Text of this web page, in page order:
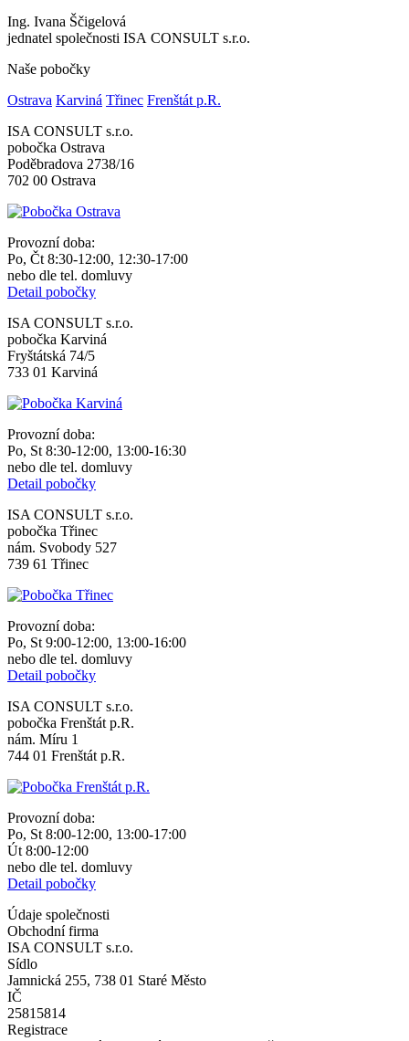
Ing. Ivana Ščigelová
jednatel společnosti ISA CONSULT s.r.o.
Naše pobočky
Ostrava Karviná Třinec Frenštát p.R.
ISA CONSULT s.r.o.
pobočka Ostrava
Poděbradova 2738/16
702 00 Ostrava
Provozní doba:
Po, Čt 8:30-12:00, 12:30-17:00
nebo dle tel. domluvy
Detail pobočky
ISA CONSULT s.r.o.
pobočka Karviná
Fryštátská 74/5
733 01 Karviná
Provozní doba:
Po, St 8:30-12:00, 13:00-16:30
nebo dle tel. domluvy
Detail pobočky
ISA CONSULT s.r.o.
pobočka Třinec
nám. Svobody 527
739 61 Třinec
Provozní doba:
Po, St 9:00-12:00, 13:00-16:00
nebo dle tel. domluvy
Detail pobočky
ISA CONSULT s.r.o.
pobočka Frenštát p.R.
nám. Míru 1
744 01 Frenštát p.R.
Provozní doba:
Po, St 8:00-12:00, 13:00-17:00
Út 8:00-12:00
nebo dle tel. domluvy
Detail pobočky
Údaje společnosti
Obchodní firma
ISA CONSULT s.r.o.
Sídlo
Jamnická 255, 738 01 Staré Město
IČ
25815814
Registrace